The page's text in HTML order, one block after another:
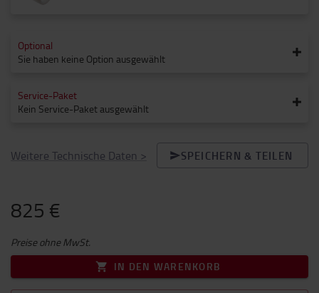
Optional
Sie haben keine Option ausgewählt
Service-Paket
Kein Service-Paket ausgewählt
Weitere Technische Daten > SPEICHERN & TEILEN
825 €
Preise ohne MwSt.
IN DEN WARENKORB